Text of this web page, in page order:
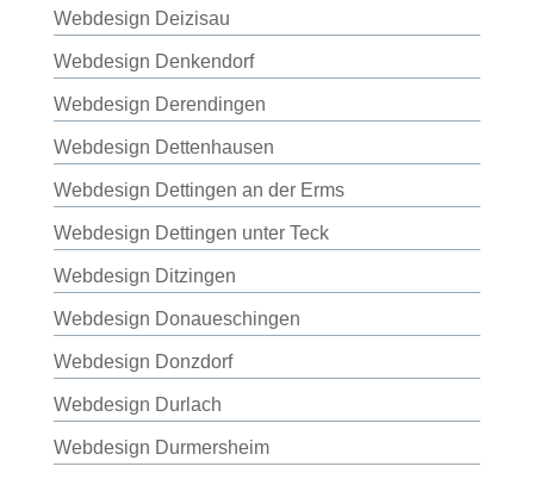
Webdesign Deizisau
Webdesign Denkendorf
Webdesign Derendingen
Webdesign Dettenhausen
Webdesign Dettingen an der Erms
Webdesign Dettingen unter Teck
Webdesign Ditzingen
Webdesign Donaueschingen
Webdesign Donzdorf
Webdesign Durlach
Webdesign Durmersheim